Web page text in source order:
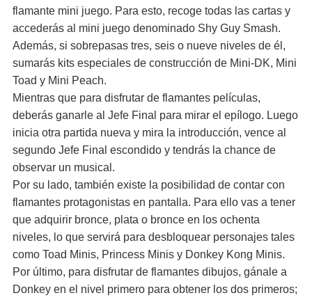
flamante mini juego. Para esto, recoge todas las cartas y
accederás al mini juego denominado Shy Guy Smash.
Además, si sobrepasas tres, seis o nueve niveles de él,
sumarás kits especiales de construcción de Mini-DK, Mini
Toad y Mini Peach.
Mientras que para disfrutar de flamantes películas,
deberás ganarle al Jefe Final para mirar el epílogo. Luego
inicia otra partida nueva y mira la introducción, vence al
segundo Jefe Final escondido y tendrás la chance de
observar un musical.
Por su lado, también existe la posibilidad de contar con
flamantes protagonistas en pantalla. Para ello vas a tener
que adquirir bronce, plata o bronce en los ochenta
niveles, lo que servirá para desbloquear personajes tales
como Toad Minis, Princess Minis y Donkey Kong Minis.
Por último, para disfrutar de flamantes dibujos, gánale a
Donkey en el nivel primero para obtener los dos primeros;